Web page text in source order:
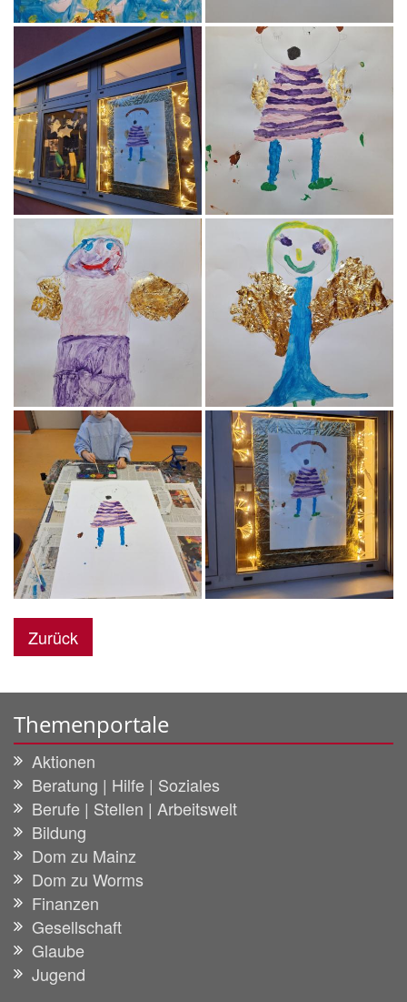
Zurück
Themenportale
Aktionen
Beratung | Hilfe | Soziales
Berufe | Stellen | Arbeitswelt
Bildung
Dom zu Mainz
Dom zu Worms
Finanzen
Gesellschaft
Glaube
Jugend